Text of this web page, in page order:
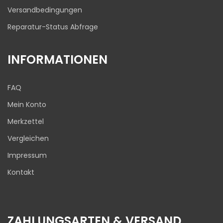
Versandbedingungen
Reparatur-Status Abfrage
INFORMATIONEN
FAQ
Mein Konto
Merkzettel
Vergleichen
Impressum
Kontakt